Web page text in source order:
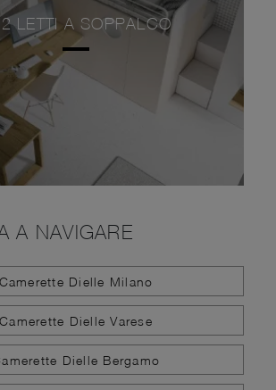
LETTI A SOPPALCO
A NAVIGARE
Camerette Dielle Milano
Camerette Dielle Varese
Dielle Bergamo